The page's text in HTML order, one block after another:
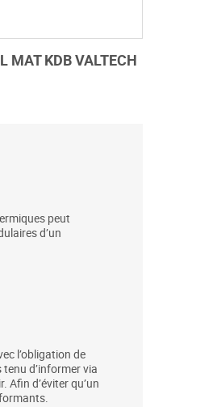
MAT KDB VALTECH
peut
d’un
l’obligation de
d’informer via
d’éviter qu’un